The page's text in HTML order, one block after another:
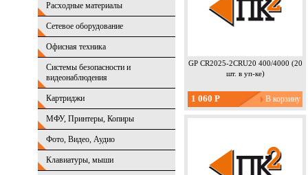
Расходные материалы
Сетевое оборудование
Офисная техника
Системы безопасности и
видеонаблюдения
Картриджи
МФУ, Принтеры, Копиры
Фото, Видео, Аудио
Клавиатуры, мыши
GP CR2025-2CRU20 400/4000 (20
шт. в уп-ке)
1 060 Р